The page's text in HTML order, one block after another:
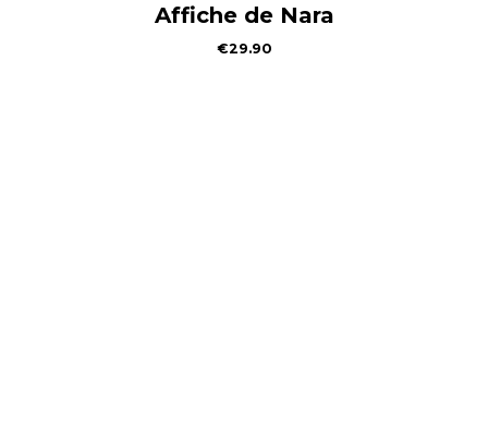
Affiche de Nara
€29.90